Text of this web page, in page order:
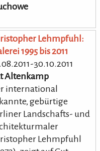
Lehmpfuhl:
1995 bis 2011
30.10.2011
Altenkamp
international
gebürtige
Landschafts- und
Lehmpfuhl